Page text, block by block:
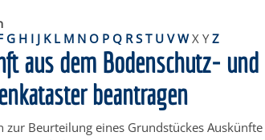
G H I J K L M N O P Q R S T U V W X Y Z
aus dem Bodenschutz- und
beantragen
zur Beurteilung eines Grundstückes